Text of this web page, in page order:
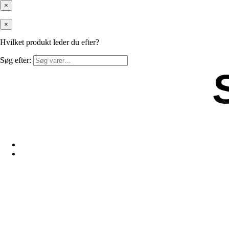
×
×
Hvilket produkt leder du efter?
Søg efter: